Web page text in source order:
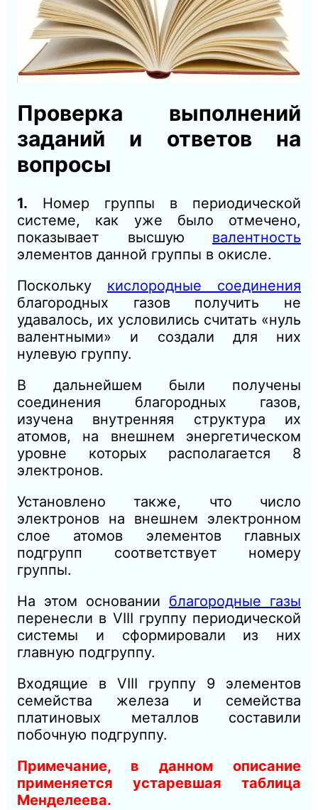
Проверка выполнений
заданий и ответов на
вопросы
1. Номер группы в периодической
системе, как уже было отмечено,
показывает высшую валентность
элементов данной группы в окисле.
Поскольку кислородные соединения
благородных газов получить не
удавалось, их условились считать «нуль
валентными» и создали для них
нулевую группу.
В дальнейшем были получены
соединения благородных газов,
изучена внутренняя структура их
атомов, на внешнем энергетическом
уровне которых располагается 8
электронов.
Установлено также, что число
электронов на внешнем электронном
слое атомов элементов главных
подгрупп соответствует номеру
группы.
На этом основании благородные газы
перенесли в VIII группу периодической
системы и сформировали из них
главную подгруппу.
Входящие в VIII группу 9 элементов
семейства железа и семейства
платиновых металлов составили
побочную подгруппу.
Примечание, в данном описание
применяется устаревшая таблица
Менделеева.